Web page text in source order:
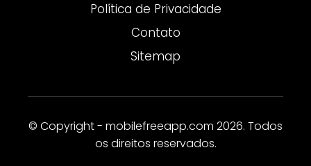
Política de Privacidade
Contato
Sitemap
© Copyright - mobilefreeapp.com 2026. Todos
os direitos reservados.